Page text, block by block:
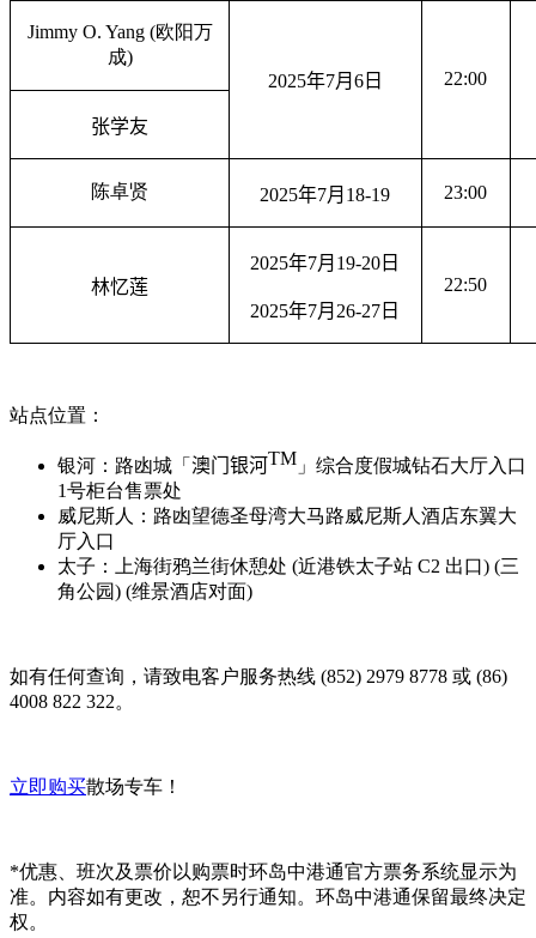
Jimmy O. Yang (欧阳万
成)
2025年7月 6日 22:00
张学友
陈卓贤 2025年7月 18-19 23:00
林忆莲
2025年7月 19-20 日
2025年7月 26-27 日
22:50
站点位置：
银河：路凼城「 澳门银河TM 」综合度假城钻石大厅入口
1号柜台售票处
威尼斯人：路凼望德圣母湾大马路威尼斯人酒店东翼大
厅入口
太子：上海街鸦兰街休憩处 (近港铁太子站 C2 出口) (三
角公园) (维景酒店对面)
如有任何查询，请致电客户服务热线 (852) 2979 8778 或 (86)
4008 822 322。
立即购买散场专车！
*优惠、班次及票价以购票时环岛中港通官方票务系统显示为
准。内容如有更改，恕不另行通知。环岛中港通保留最终决定
权。